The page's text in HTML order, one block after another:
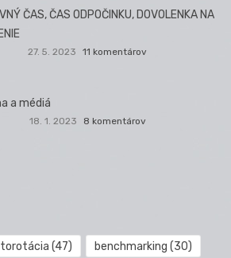
ČAS, ČAS ODPOČINKU, DOVOLENKA NA
27. 5. 2023 11 komentárov
a médiá
18. 1. 2023 8 komentárov
(47) benchmarking (30)